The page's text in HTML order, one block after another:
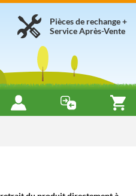
Pièces de rechange +
Service Après-Vente